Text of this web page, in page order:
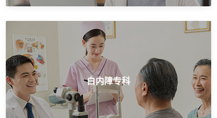
白内障专科
白内障专科
医保定点单位，个性化治疗